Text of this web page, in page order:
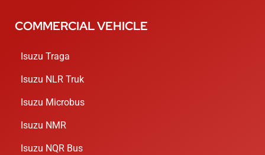
COMMERCIAL VEHICLE
Isuzu Traga
Isuzu NLR Truk
Isuzu Microbus
Isuzu NMR
Isuzu NQR Bus